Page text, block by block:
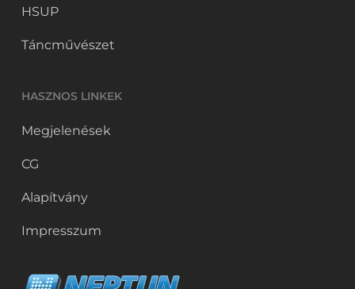
HSUP
Táncművészet
HASZNOS LINKEK
Megjelenések
CG
Alapítvány
Impresszum